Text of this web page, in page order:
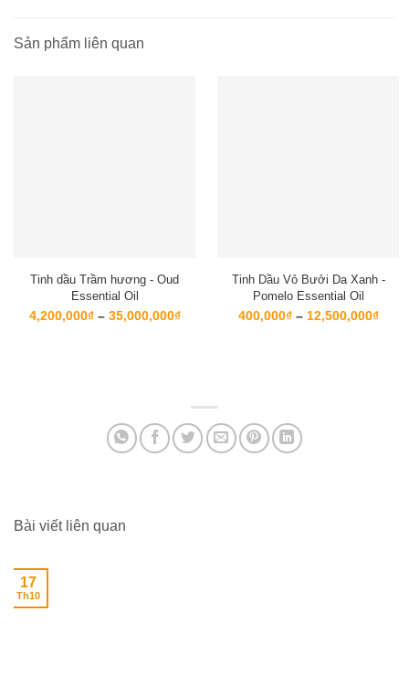
Sản phẩm liên quan
Tinh dầu Trầm hương - Oud
Essential Oil
4,200,000₫ – 35,000,000₫Khoảng
Tinh Dầu Vỏ Bưởi Da Xanh -
Pomelo Essential Oil
400,000₫ – 12,500,000₫
Bài viết liên quan
17
Th10